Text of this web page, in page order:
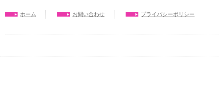
ホーム お問い合わせ プライバシーポリシー